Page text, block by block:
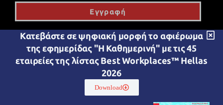
Εγγραφή
Great Place To Work® Hellas IKE
Aρ.ΓΕΜΗ 154928401000
Δροσίνη 3 & Τατοϊου,
144 52 Μεταμόρφωση
Kατεβάστε σε ψηφιακή μορφή το αφιέρωμα
της εφημερίδας "Η Καθημερινή" με τις 45
εταιρείες της λίστας Best Workplaces™ Hellas
2026
Download